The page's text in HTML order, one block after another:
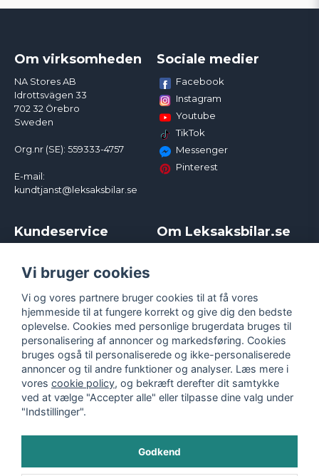
Om virksomheden
NA Stores AB
Idrottsvägen 33
702 32 Örebro
Sweden
Org.nr (SE): 559333-4757
E-mail:
kundtjanst@leksaksbilar.se
Sociale medier
Facebook
Instagram
Youtube
TikTok
Messenger
Pinterest
Kundeservice
Kampagner og rabatter
Reklamation
Policy chase cars
Returnera
Logga in
Om Leksaksbilar.se
Handelsbetingelser
Persondatapolitik
Cookies
Vi bruger cookies
Vi og vores partnere bruger cookies til at få vores
hjemmeside til at fungere korrekt og give dig den bedste
oplevelse. Cookies med personlige brugerdata bruges til
personalisering af annoncer og markedsføring. Cookies
bruges også til personaliserede og ikke-personaliserede
annoncer og til andre funktioner og analyser. Læs mere i
vores cookie policy, og bekræft derefter dit samtykke
ved at vælge "Accepter alle" eller tilpasse dine valg under
"Indstillinger".
Godkend